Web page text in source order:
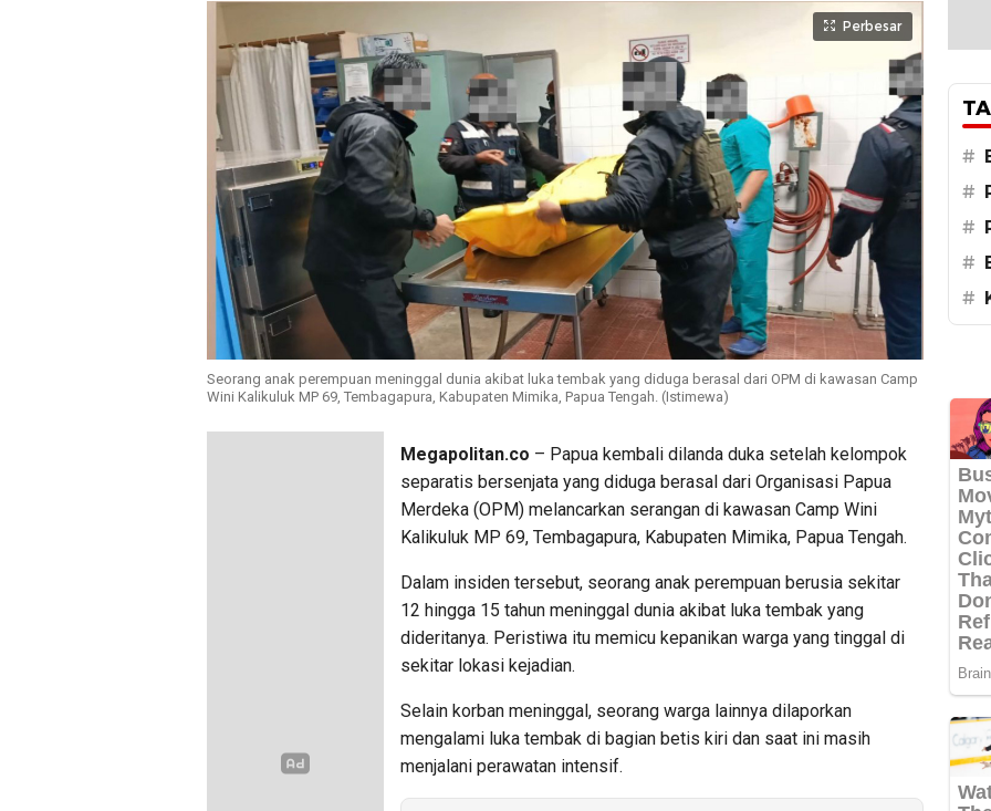
Perbesar
Seorang anak perempuan meninggal dunia akibat luka tembak yang diduga berasal dari OPM di kawasan Camp
Wini Kalikuluk MP 69, Tembagapura, Kabupaten Mimika, Papua Tengah. (Istimewa)
Megapolitan.co – Papua kembali dilanda duka setelah kelompok
separatis bersenjata yang diduga berasal dari Organisasi Papua
Merdeka (OPM) melancarkan serangan di kawasan Camp Wini
Kalikuluk MP 69, Tembagapura, Kabupaten Mimika, Papua Tengah.
Dalam insiden tersebut, seorang anak perempuan berusia sekitar
12 hingga 15 tahun meninggal dunia akibat luka tembak yang
dideritanya. Peristiwa itu memicu kepanikan warga yang tinggal di
sekitar lokasi kejadian.
Selain korban meninggal, seorang warga lainnya dilaporkan
mengalami luka tembak di bagian betis kiri dan saat ini masih
menjalani perawatan intensif.
#
#
#
#
#